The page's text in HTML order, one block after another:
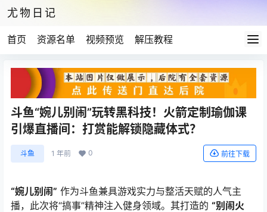
尤物日记
首页 资源名单 视频预览 解压教程
斗鱼“婉儿别闹”玩转黑科技！火箭定制瑜伽课
引爆直播间：打赏能解锁隐藏体式？
斗鱼 1 年前 0 前往下载
“婉儿别闹” 作为斗鱼兼具游戏实力与整活天赋的人气主
播，此次将“搞事”精神注入健身领域。其打造的 “别闹火